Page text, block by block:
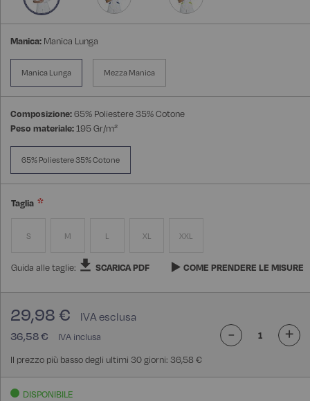
Manica: Manica Lunga
Manica Lunga Mezza Manica
Composizione:65% Poliestere 35% Cotone
Peso materiale:195 Gr/m²
65% Poliestere 35% Cotone
Taglia
S M L XL XXL
Guida alle taglie: SCARICA PDF COME PRENDERE LE MISURE
36,58 €
29,98 €
Il prezzo più basso degli ultimi 30 giorni: 36,58 €
- +
DISPONIBILE